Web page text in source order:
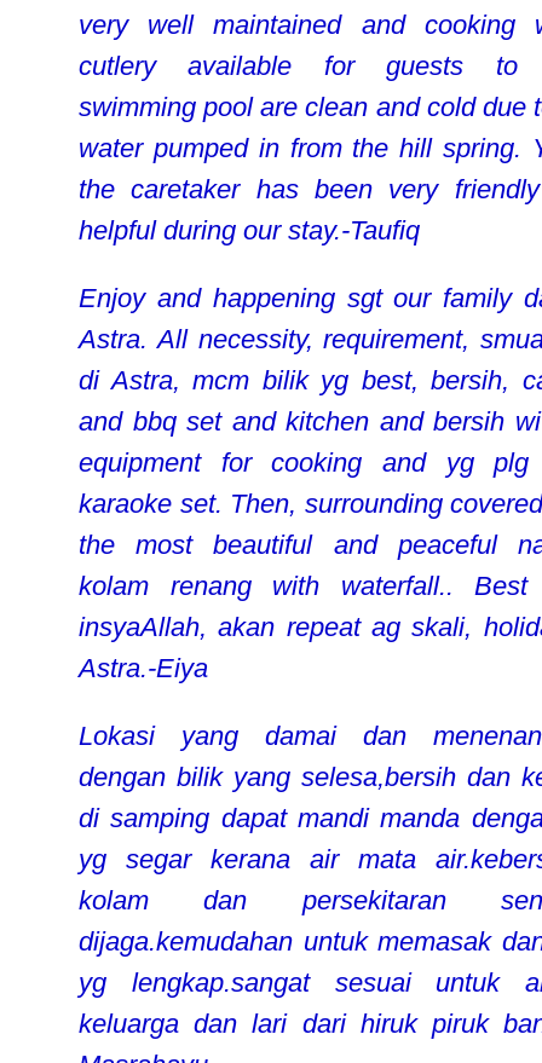
very well maintained and cooking
cutlery available for guests to
swimming pool are clean and cold due
water pumped in from the hill spring.
the caretaker has been very
helpful during our stay.-Taufiq
Enjoy and happening sgt our family
Astra. All necessity, requirement,
di Astra, mcm bilik yg best, bersih,
and bbq set and kitchen and bersih
equipment for cooking and yg plg
karaoke set. Then, surrounding
the most beautiful and peaceful
kolam renang with waterfall.. Best
insyaAllah, akan repeat ag skali,
Astra.-Eiya
Lokasi yang damai dan
dengan bilik yang selesa,bersih dan
di samping dapat mandi manda
yg segar kerana air mata
kolam dan persekitaran
dijaga.kemudahan untuk memasak
yg lengkap.sangat sesuai untuk
keluarga dan lari dari hiruk piruk